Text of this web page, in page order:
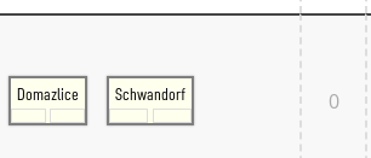
Domazlice Schwandorf 0